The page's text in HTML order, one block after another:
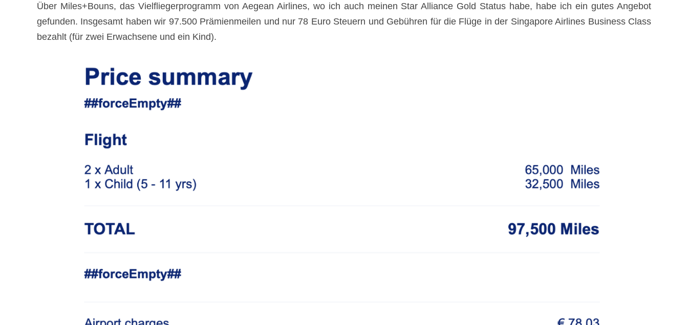
Über Miles+Bouns, das Vielfliegerprogramm von Aegean Airlines, wo ich auch meinen Star Alliance Gold Status habe, habe ich ein gutes Angebot
gefunden. Insgesamt haben wir 97.500 Prämienmeilen und nur 78 Euro Steuern und Gebühren für die Flüge in der Singapore Airlines Business Class
bezahlt (für zwei Erwachsene und ein Kind).